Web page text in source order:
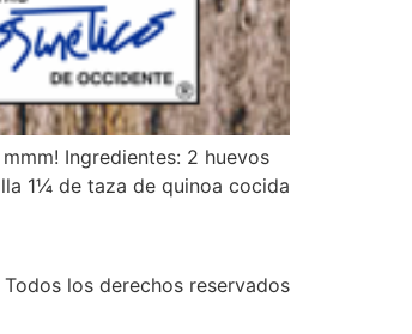
Ingredientes: 2 huevos
1¼ de taza de quinoa cocida
Todos los derechos reservados